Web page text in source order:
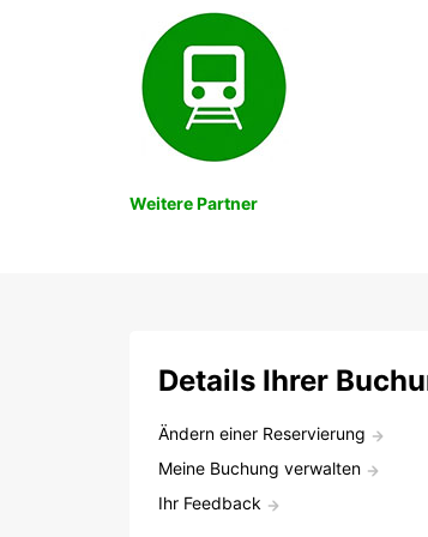
Weitere Partner
Details Ihrer
Ändern einer Reservierung
Meine Buchung verwalten
Ihr Feedback